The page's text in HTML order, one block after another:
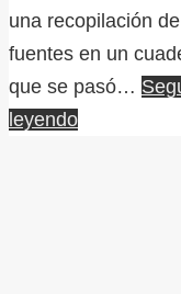
una recopilación de
fuentes en un
que se pasó…
leyendo